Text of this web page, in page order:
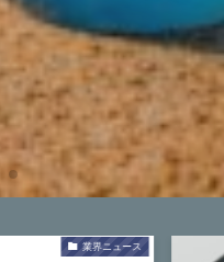
業界ニュース